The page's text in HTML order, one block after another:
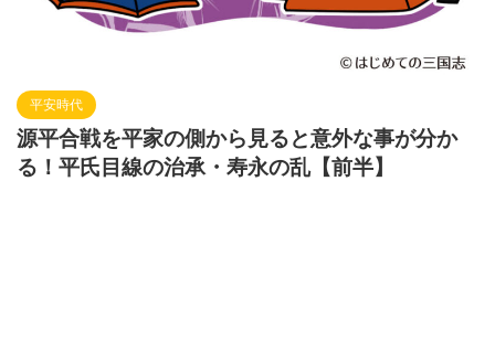
平安時代
源平合戦を平家の側から見ると意外な事が分か
る！平氏目線の治承・寿永の乱【前半】